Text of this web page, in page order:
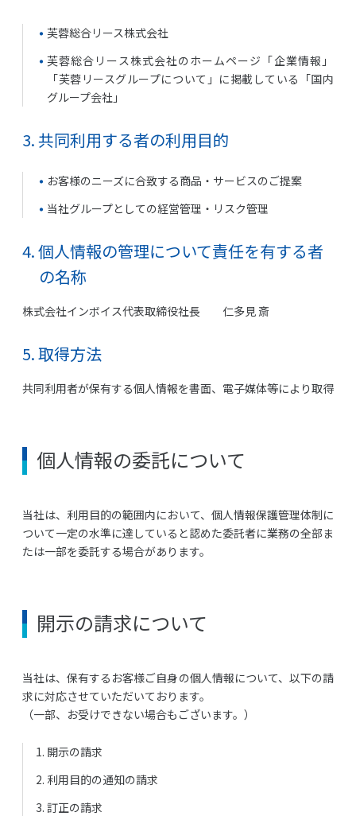
芙蓉総合リース株式会社
芙蓉総合リース株式会社のホームページ「企業情報」
「芙蓉リースグループについて」に掲載している「国内
グループ会社」
3. 共同利用する者の利用目的
お客様のニーズに合致する商品・サービスのご提案
当社グループとしての経営管理・リスク管理
4. 個人情報の管理について責任を有する者
の名称
株式会社インボイス代表取締役社長 仁多見 斎
5. 取得方法
共同利用者が保有する個人情報を書面、電子媒体等により取得
個人情報の委託について
当社は、利用目的の範囲内において、個人情報保護管理体制に
ついて一定の水準に達していると認めた委託者に業務の全部ま
たは一部を委託する場合があります。
開示の請求について
当社は、保有するお客様ご自身の個人情報について、以下の請
求に対応させていただいております。
（一部、お受けできない場合もございます。）
開示の請求
利用目的の通知の請求
訂正の請求